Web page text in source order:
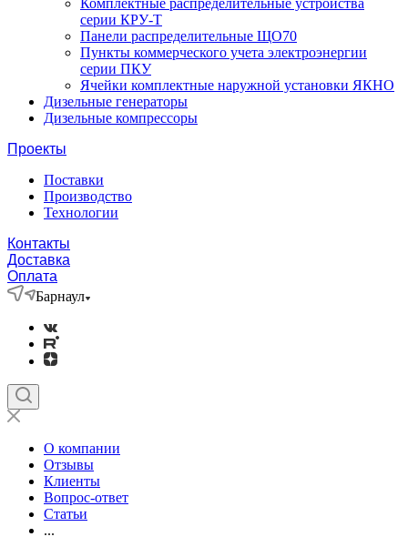
Комплектные распределительные устройства
серии КРУ-Т
Панели распределительные ЩО70
Пункты коммерческого учета электроэнергии
серии ПКУ
Ячейки комплектные наружной установки ЯКНО
Дизельные генераторы
Дизельные компрессоры
Проекты
Поставки
Производство
Технологии
Контакты
Доставка
Оплата
Барнаул
О компании
Отзывы
Клиенты
Вопрос-ответ
Статьи
...